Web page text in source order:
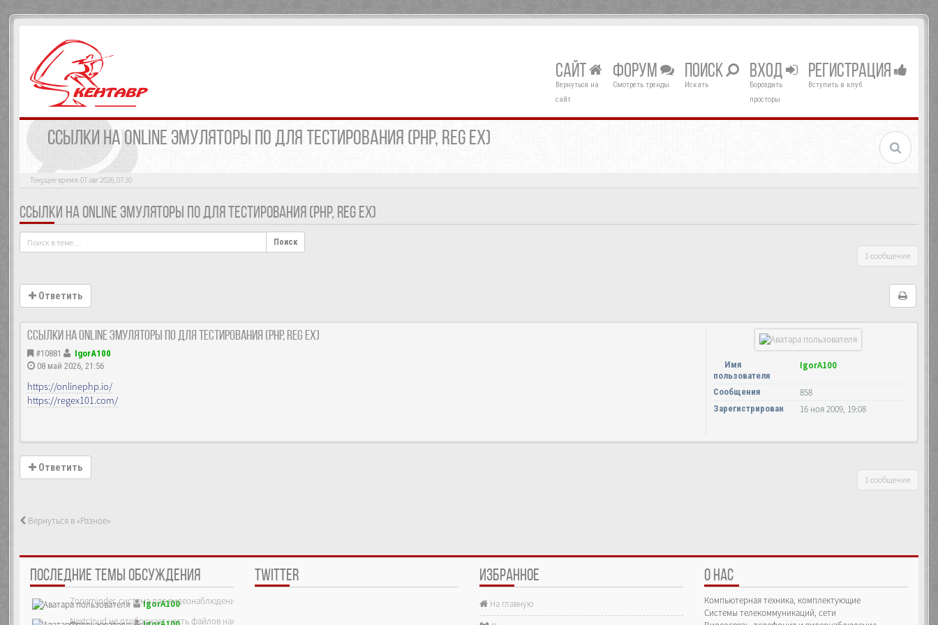
САЙТ
Вернуться на
сайт
ФОРУМ
Смотреть тренды
ПОИСК
Искать
ВХОД
Бороздить
просторы
РЕГИСТРАЦИЯ
Вступить в клуб
ССЫЛКИ НА ONLINE ЭМУЛЯТОРЫ ПО ДЛЯ ТЕСТИРОВАНИЯ (PHP, REG EX)
Текущее время: 07 авг 2026, 07:30
ССЫЛКИ НА ONLINE ЭМУЛЯТОРЫ ПО ДЛЯ ТЕСТИРОВАНИЯ (PHP, REG EX)
Поиск
1 сообщение
Ответить
Ссылки на Online эмуляторы ПО для тестирования (PHP, reg ex)
#10881
IgorA100
08 май 2026, 21:56
https://onlinephp.io/
https://regex101.com/
Имя
пользователя
IgorA100
Сообщения 858
Зарегистрирован 16 ноя 2009, 19:08
Ответить
1 сообщение
Вернуться в «Разное»
ПОСЛЕДНИЕ ТЕМЫ ОБСУЖДЕНИЯ
Zoneminder, система для видеонаблюдения
IgorA100
Nextcloud не отображает часть файлов находящихся на сервере.
TWITTER ИЗБРАННОЕ
На главную
О НАС
Компьютерная техника, комплектующие
Системы телекоммуникаций, сети